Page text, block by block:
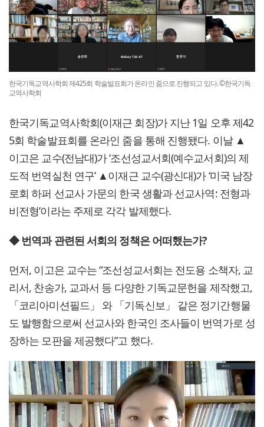
한국기독교역사학회 제425회 학술발표회가 온라인 줌으로 진행되고 있다. ©한국기독
교역사학회
한국기독교역사학회(이재근 회장)가 지난 1일 오후 제42
5회 학술발표회를 온라인 줌을 통해 진행됐다. 이날 ▲
이고은 교수(전남대)가 ‘조선성교서회(예수교서회)의 제
도적 번역실천 연구’ ▲이재근 교수(광신대)가 ‘미국 남장
로회 하퍼 선교사 가문의 한국 생활과 선교사역: 전형과
비전형’이라는 주제로 각각 발제했다.
◆ 번역과 관련된 서회의 정책은 어떠했는가?
먼저, 이고은 교수는 “조선성교서회는 전도용 소책자, 교
리서, 찬송가, 교과서 등 다양한 기독교문헌을 제작했고,
「코리아미션필드」 와 「기독신보」 같은 정기간행물
도 발행함으로써 선교사와 한국인 조사들이 번역가로 성
장하는 모판을 제공했다”고 했다.